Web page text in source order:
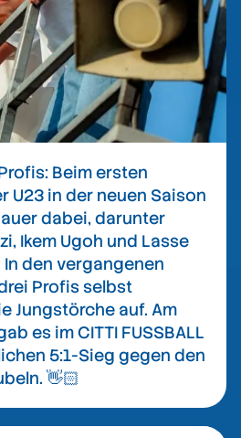
Beim ersten
U23 in der neuen Saison
dabei, darunter
Ikem Ugoh und Lasse
In den vergangenen
Profis selbst
Jungstörche auf. Am
es im CITTI FUSSBALL
5:1-Sieg gegen den
👋🏻